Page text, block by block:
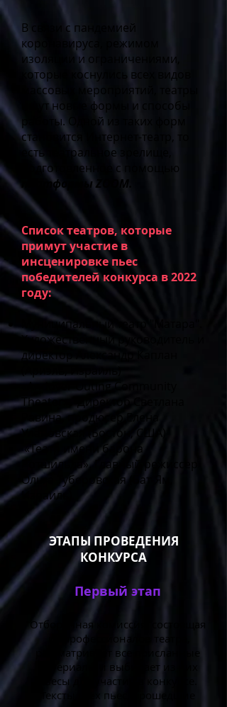
В связи с пандемией
коронавируса, режимом
изоляции и ограничениями,
которые коснулись всех видов
массовых мероприятий, театры
ищут новые формы и способы
работы. Одной из таких форм
становится Интернет-театр, то
есть театральное зрелище,
подготовленное с помощью
платформы ZOOM.
Список театров, которые
примут участие в
инсценировке пьес
победителей конкурса в 2022
году:
Муниципальный театр "Матара".
Художественный руководитель и
директор Александр Каплан
«Andover Outing Community
Theater». Директор Светлана
Равина, продюсер Елена
Улановская (Бостон, США)
«Театр имени барона
Ротшильда». Главный режиссер
Ольга Туберовская (Бат-Ям,
Израиль)
ЭТАПЫ ПРОВЕДЕНИЯ
КОНКУРСА
Первый этап
Отборочная комиссия, состоящая
из профессионалов театра,
рассматривает все присланные
материалы и выбирает из них
пьесы для участия в конкурсе.
Тексты всех пьес, прошедшие